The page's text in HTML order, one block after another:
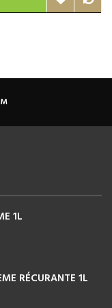
1L
RÉCURANTE 1L